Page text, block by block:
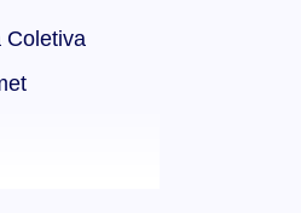
Coletiva